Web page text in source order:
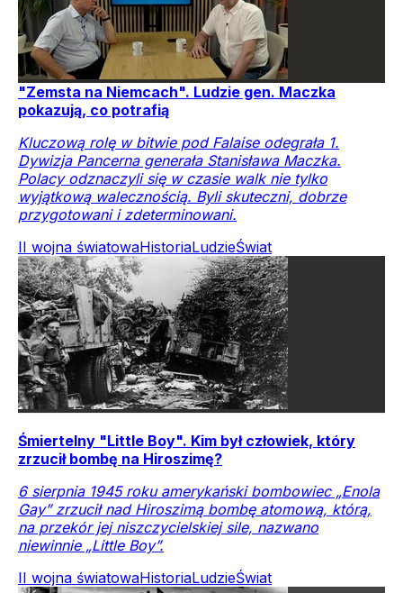
"Zemsta na Niemcach". Ludzie gen. Maczka
pokazują, co potrafią
Kluczową rolę w bitwie pod Falaise odegrała 1.
Dywizja Pancerna generała Stanisława Maczka.
Polacy odznaczyli się w czasie walk nie tylko
wyjątkową walecznością. Byli skuteczni, dobrze
przygotowani i zdeterminowani.
II wojna światowaHistoriaLudzieŚwiat
Śmiertelny "Little Boy". Kim był człowiek, który
zrzucił bombę na Hiroszimę?
6 sierpnia 1945 roku amerykański bombowiec „Enola
Gay” zrzucił nad Hiroszimą bombę atomową, którą,
na przekór jej niszczycielskiej sile, nazwano
niewinnie „Little Boy”.
II wojna światowaHistoriaLudzieŚwiat